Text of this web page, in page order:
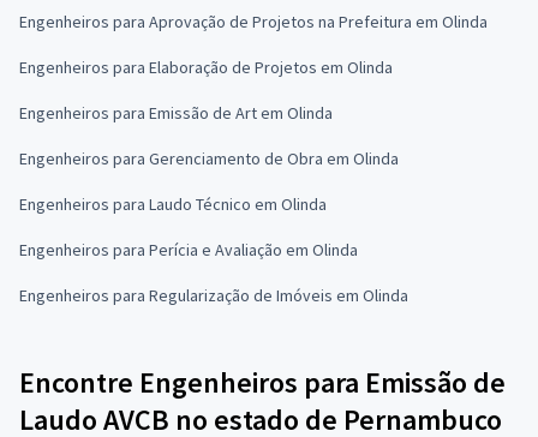
Engenheiros para Aprovação de Projetos na Prefeitura em Olinda
Engenheiros para Elaboração de Projetos em Olinda
Engenheiros para Emissão de Art em Olinda
Engenheiros para Gerenciamento de Obra em Olinda
Engenheiros para Laudo Técnico em Olinda
Engenheiros para Perícia e Avaliação em Olinda
Engenheiros para Regularização de Imóveis em Olinda
Encontre Engenheiros para Emissão de
Laudo AVCB no estado de Pernambuco